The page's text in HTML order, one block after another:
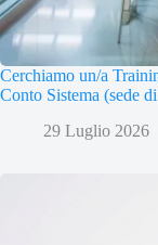
Cerchiamo un/a
Conto Sistema (sede
29 Luglio 2026